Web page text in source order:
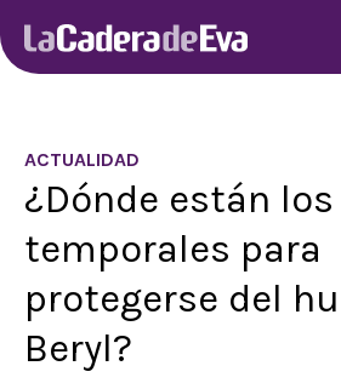
ACTUALIDAD
¿Dónde están
temporales para
protegerse del
Beryl?